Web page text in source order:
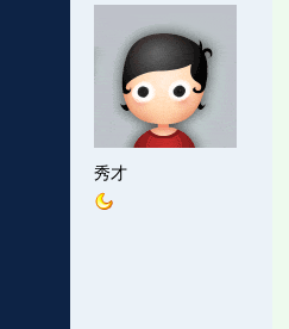
秀才